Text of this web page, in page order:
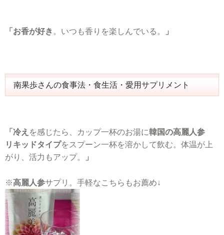
「お香が好き 。いつも香りを楽しんでいる。 」
南果歩さんの食事法・食生活・愛用サプリメント
「冷え を感じたら、カップ一杯のお湯に韓国の高麗人参
リキッドタイプをスプーン一杯を溶かして飲む。体温が上
がり、活力もアップ。
」
※高麗人参サプリ。手軽なこちらもお薦め↓